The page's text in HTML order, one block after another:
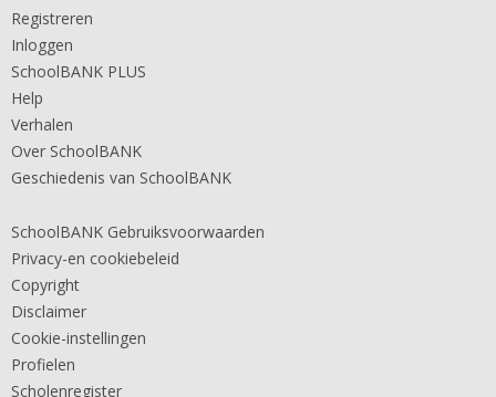
Registreren
Inloggen
SchoolBANK PLUS
Help
Verhalen
Over SchoolBANK
Geschiedenis van SchoolBANK
SchoolBANK Gebruiksvoorwaarden
Privacy-en cookiebeleid
Copyright
Disclaimer
Cookie-instellingen
Profielen
Scholenregister